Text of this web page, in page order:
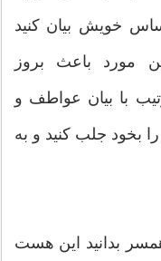
خویش بیان کنید
مورد باعث بروز
با بیان عواطف و
بخود جلب کنید و به
همسر بدانید این هست